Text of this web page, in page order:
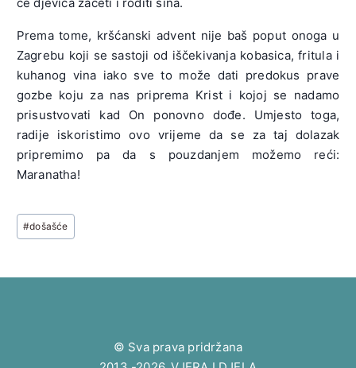
Prema tome, kršćanski advent nije baš poput onoga u
Zagrebu koji se sastoji od iščekivanja kobasica, fritula i
kuhanog vina iako sve to može dati predokus prave
gozbe koju za nas priprema Krist i kojoj se nadamo
prisustvovati kad On ponovno dođe. Umjesto toga,
radije iskoristimo ovo vrijeme da se za taj dolazak
pripremimo pa da s pouzdanjem možemo reći:
Maranatha!
Post
Tags:
#došašće
© Sva prava pridržana